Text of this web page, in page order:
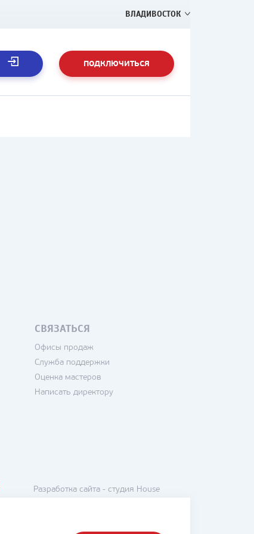
ВЛАДИВОСТОК
ПОДКЛЮЧИТЬСЯ
СВЯЗАТЬСЯ
Офисы продаж
Служба поддержки
Оценка мастеров
Написать директору
Разработка сайта - студия House